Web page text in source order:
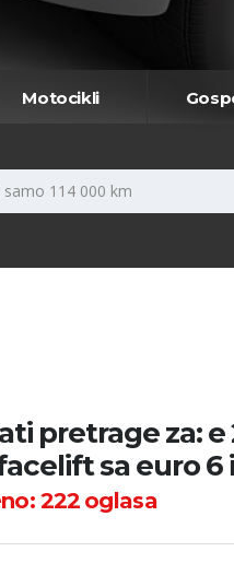
Motocikli
pretrage za:
sa euro 6
222oglasa